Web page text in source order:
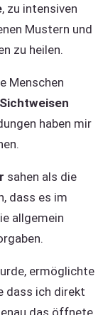
, zu intensiven
Mustern und
zu heilen.
Menschen
haben mir
sahen als die
dass es im
allgemein
ermöglichte
dass ich direkt
das öffnete